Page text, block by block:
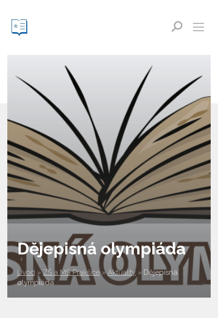
Dějepisná olympiáda
Úvod » ZŠ a MŠ Prakšice » Aktuality » Dějepisná
olympiáda